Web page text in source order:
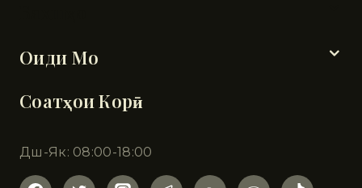
Оиди Мо
Соатҳои Корӣ
Дш-Як: 08:00-18:00